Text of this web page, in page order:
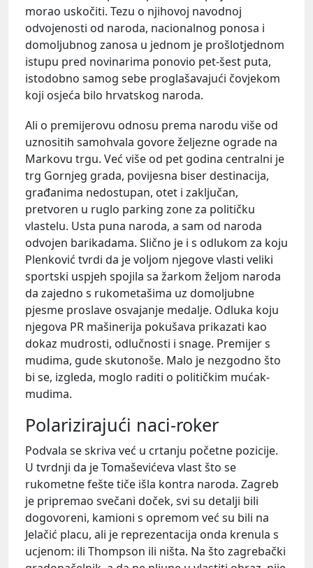
morao uskočiti. Tezu o njihovoj navodnoj
odvojenosti od naroda, nacionalnog ponosa i
domoljubnog zanosa u jednom je prošlotjednom
istupu pred novinarima ponovio pet-šest puta,
istodobno samog sebe proglašavajući čovjekom
koji osjeća bilo hrvatskog naroda.
Ali o premijerovu odnosu prema narodu više od
uznositih samohvala govore željezne ograde na
Markovu trgu. Već više od pet godina centralni je
trg Gornjeg grada, povijesna biser destinacija,
građanima nedostupan, otet i zaključan,
pretvoren u ruglo parking zone za političku
vlastelu. Usta puna naroda, a sam od naroda
odvojen barikadama. Slično je i s odlukom za koju
Plenković tvrdi da je voljom njegove vlasti veliki
sportski uspjeh spojila sa žarkom željom naroda
da zajedno s rukometašima uz domoljubne
pjesme proslave osvajanje medalje. Odluka koju
njegova PR mašinerija pokušava prikazati kao
dokaz mudrosti, odlučnosti i snage. Premijer s
mudima, gude skutonoše. Malo je nezgodno što
bi se, izgleda, moglo raditi o političkim mućak-
mudima.
Polarizirajući naci-roker
Podvala se skriva već u crtanju početne pozicije.
U tvrdnji da je Tomaševićeva vlast što se
rukometne fešte tiče išla kontra naroda. Zagreb
je pripremao svečani doček, svi su detalji bili
dogovoreni, kamioni s opremom već su bili na
Jelačić placu, ali je reprezentacija onda krenula s
ucjenom: ili Thompson ili ništa. Na što zagrebački